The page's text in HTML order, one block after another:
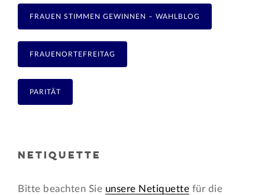
FRAUEN STIMMEN GEWINNEN – WAHLBLOG
FRAUENORTEFREITAG
PARITÄT
NETIQUETTE
Bitte beachten Sie unsere Netiquette für die